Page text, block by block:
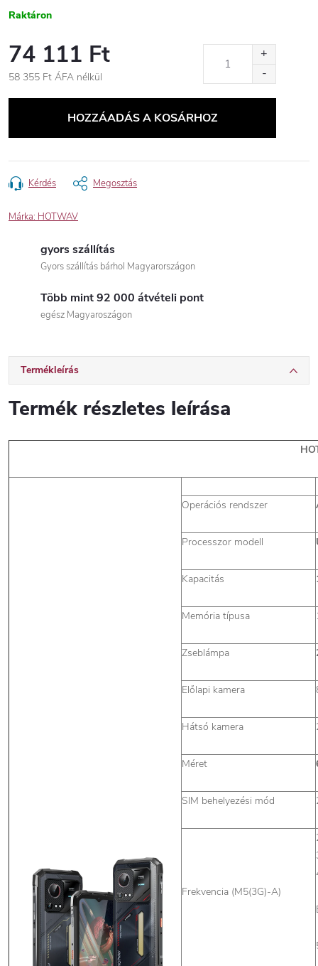
Raktáron
74 111 Ft
58 355 Ft ÁFA nélkül
HOZZÁADÁS A KOSÁRHOZ
Kérdés Megosztás
Márka: HOTWAV
gyors szállítás
Gyors szállítás bárhol Magyarországon
Több mint 92 000 átvételi pont
egész Magyaroszágon
Termékleírás
Termék részletes leírása
Operációs rendszer
Processzor modell
Kapacitás
Memória típusa
Zseblámpa
Előlapi kamera
Hátsó kamera
Méret
SIM behelyezési mód
Frekvencia (M5(3G)-A)